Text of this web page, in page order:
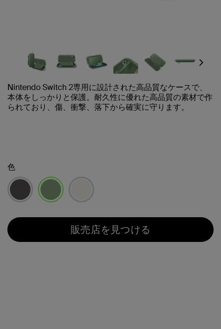
Next
Nintendo Switch 2専用に設計された高品質なケースで、
本体をしっかりと保護。耐久性に優れた高品質の素材で作
られており、傷、衝撃、落下から確実に守ります。
色
販売店を見つける